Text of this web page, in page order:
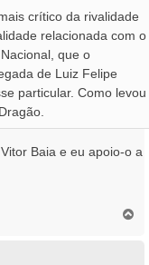
crítico da rivalidade
relacionada com o
que o
de Luiz Felipe
particular. Como levou
Baia e eu apoio-o a